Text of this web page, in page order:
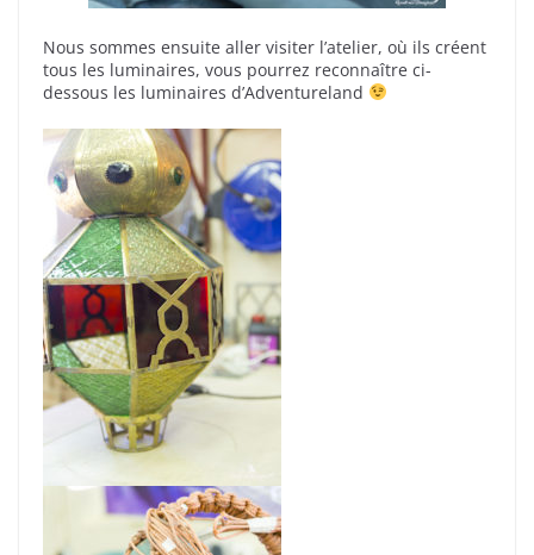
Nous sommes ensuite aller visiter l’atelier, où ils créent
tous les luminaires, vous pourrez reconnaître ci-
dessous les luminaires d’Adventureland